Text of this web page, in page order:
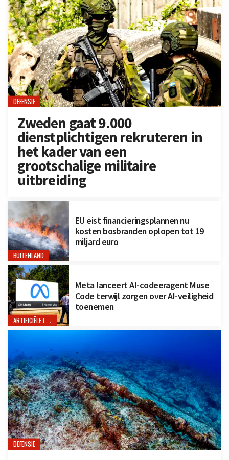
DEFENSIE
Zweden gaat 9.000
dienstplichtigen rekruteren in
het kader van een
grootschalige militaire
uitbreiding
BUITENLAND
EU eist financieringsplannen nu
kosten bosbranden oplopen tot 19
miljard euro
ARTIFICIËLE INTELLIGENTIE
Meta lanceert AI-codeeragent Muse
Code terwijl zorgen over AI-veiligheid
toenemen
DEFENSIE